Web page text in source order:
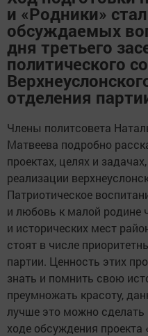
и «Родники»
обсуждаемых
дня третьего
политического
отделения
Члены политсовета
Матвеева подробно
проектах, целях и
реализации
Патриотическое
и любовь к малой родине
и исторических мест
стоят в числе
партии. Ценность этих
знать и помнить свою
преумножать красоту,
лучше это можно
ходе обсуждения проекта